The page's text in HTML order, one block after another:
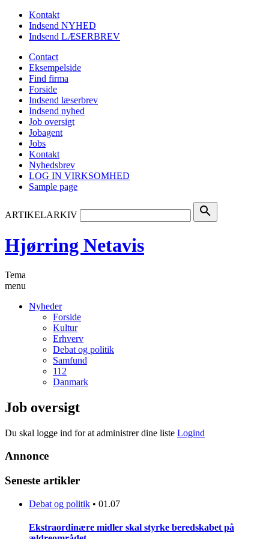
Kontakt
Indsend NYHED
Indsend LÆSERBREV
Contact
Eksempelside
Find firma
Forside
Indsend læserbrev
Indsend nyhed
Job oversigt
Jobagent
Jobs
Kontakt
Nyhedsbrev
LOG IN VIRKSOMHED
Sample page
ARTIKELARKIV search
Hjørring Netavis
Tema
menu
Nyheder
Forside
Kultur
Erhverv
Debat og politik
Samfund
112
Danmark
Job oversigt
Du skal logge ind for at administrer dine liste Logind
Annonce
Seneste artikler
Debat og politik • 01.07
Ekstraordinære midler skal styrke beredskabet på